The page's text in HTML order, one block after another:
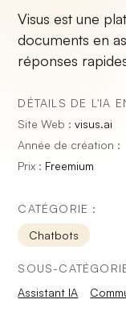
Visus est une
documents en
réponses
DÉTAILS DE L'IA
Site Web :visus.ai
Année de création :
Prix : Freemium
CATÉGORIE :
Chatbots
SOUS-
Assistant IA